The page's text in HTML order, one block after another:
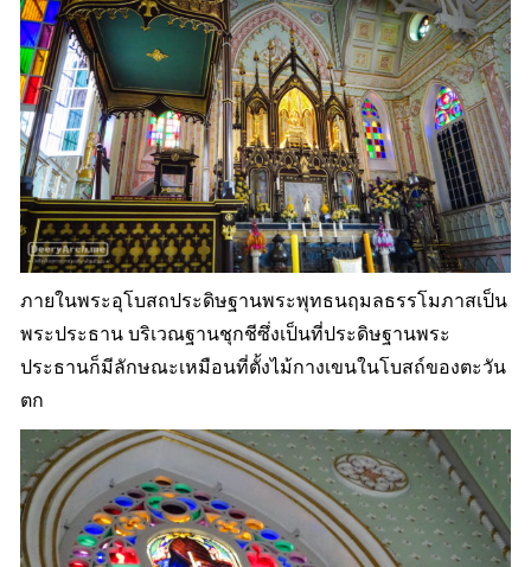
ภายในพระอุโบสถประดิษฐานพระพุทธนฤมลธรรโมภาสเป็น
พระประธาน บริเวณฐานชุกชีซึ่งเป็นที่ประดิษฐานพระ
ประธานก็มีลักษณะเหมือนที่ตั้งไม้กางเขนในโบสถ์ของตะวัน
ตก